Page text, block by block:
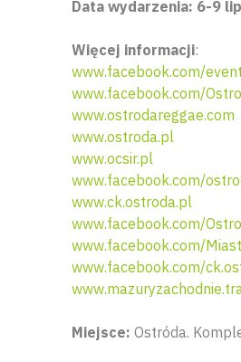
Data wydarzenia: 6-9
Więcej informacji:
www.facebook.com/
www.facebook.com/
www.ostrodareggae.com
www.ostroda.pl
www.ocsir.pl
www.facebook.com/
www.ck.ostroda.pl
www.facebook.com/
www.facebook.com/
www.facebook.com/
Miejsce: Ostróda.